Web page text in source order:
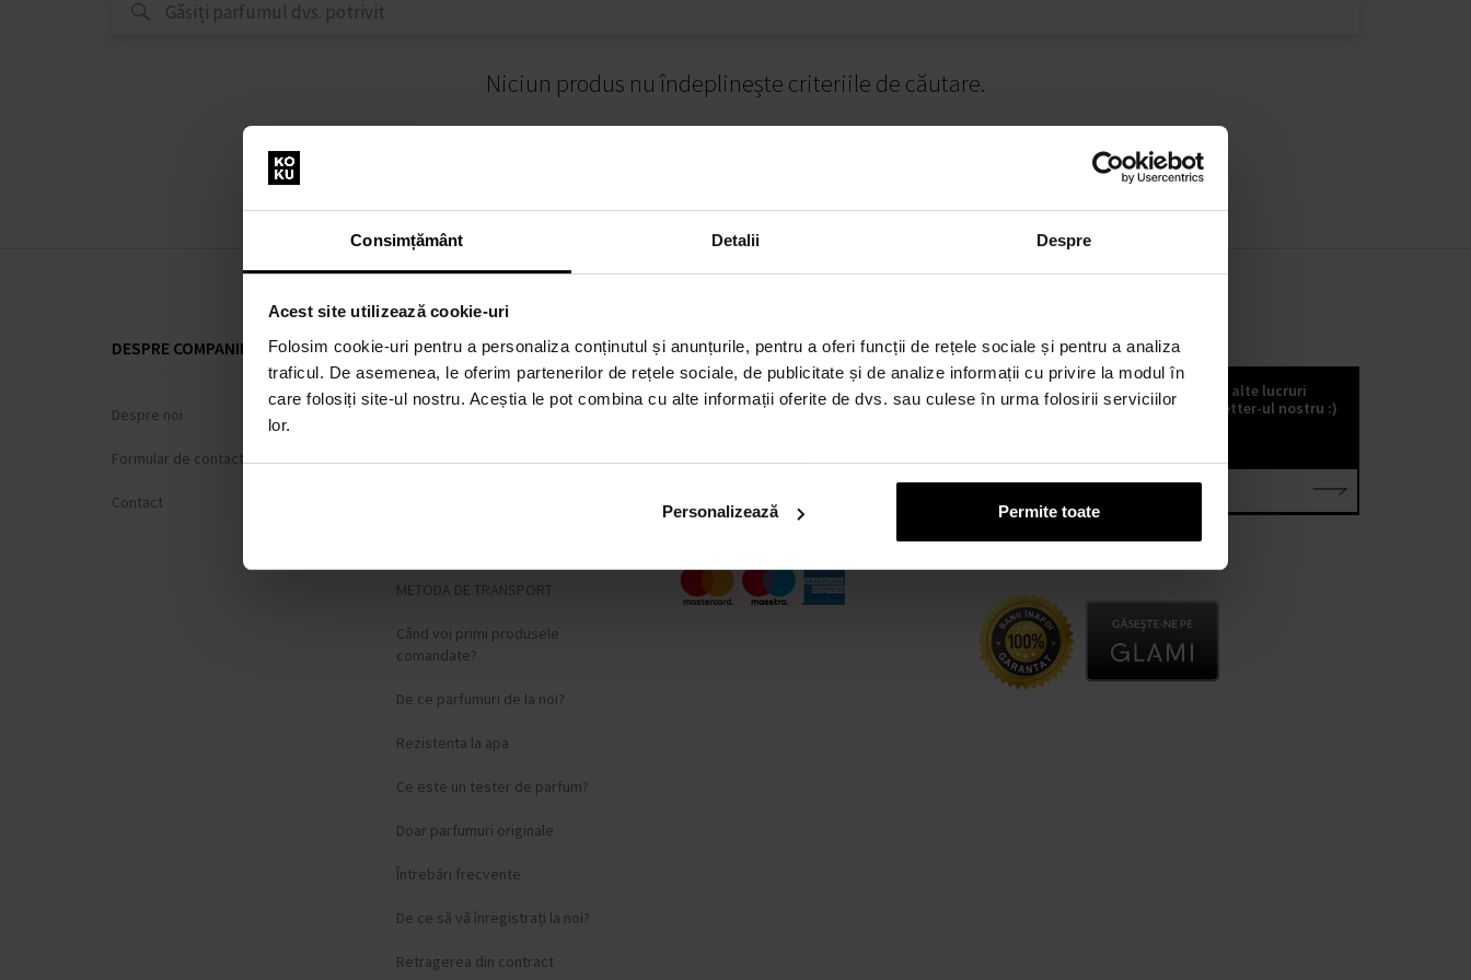
Consimțământ Detalii Despre
Acest site utilizează cookie-uri
Folosim cookie-uri pentru a personaliza conținutul și anunțurile, pentru a oferi funcții de rețele sociale și pentru a analiza
traficul. De asemenea, le oferim partenerilor de rețele sociale, de publicitate și de analize informații cu privire la modul în
care folosiți site-ul nostru. Aceștia le pot combina cu alte informații oferite de dvs. sau culese în urma folosirii serviciilor
lor.
Personalizează Permite toate
Niciun produs nu îndeplinește criteriile de căutare.
DESPRE COMPANIE
Despre noi
Formular de contact
Contact
TOTUL DESPRE CUMPĂRĂTURI
Sistem de loialitate
Termeni și condiții
METODA DE TRANSPORT
Când voi primi produsele
comandate?
De ce parfumuri de la noi?
Rezistenta la apa
Ce este un tester de parfum?
Doar parfumuri originale
Întrebări frecvente
De ce să vă înregistrați la noi?
Retragerea din contract
MODALITĂȚI DE PLATĂ
Plata la livrare
KOKULETTER
Puteți să primiți noutăți, trenduri și alte lucruri
fabuloase dacă vă abonați la kokuletter-ul nostru :)